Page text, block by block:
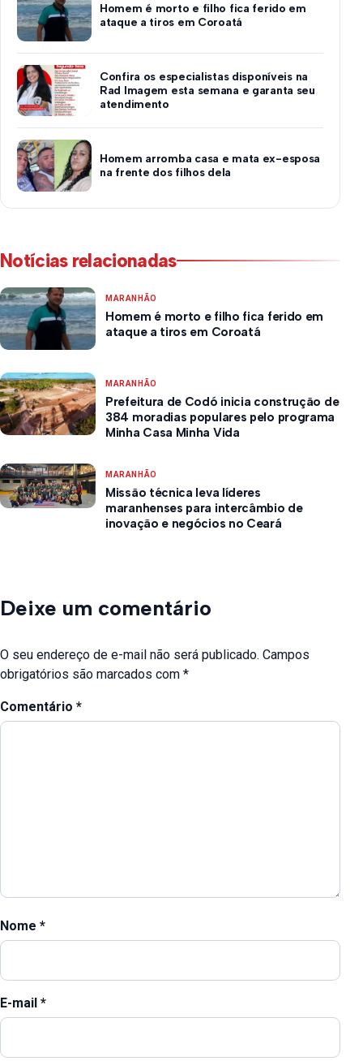
Homem é morto e filho fica ferido em
ataque a tiros em Coroatá
Confira os especialistas disponíveis na
Rad Imagem esta semana e garanta seu
atendimento
Homem arromba casa e mata ex-esposa
na frente dos filhos dela
Notícias relacionadas
MARANHÃO
Homem é morto e filho fica ferido em
ataque a tiros em Coroatá
MARANHÃO
Prefeitura de Codó inicia construção de
384 moradias populares pelo programa
Minha Casa Minha Vida
MARANHÃO
Missão técnica leva líderes
maranhenses para intercâmbio de
inovação e negócios no Ceará
Deixe um comentário
O seu endereço de e-mail não será publicado. Campos
obrigatórios são marcados com *
Comentário *
Nome *
E-mail *